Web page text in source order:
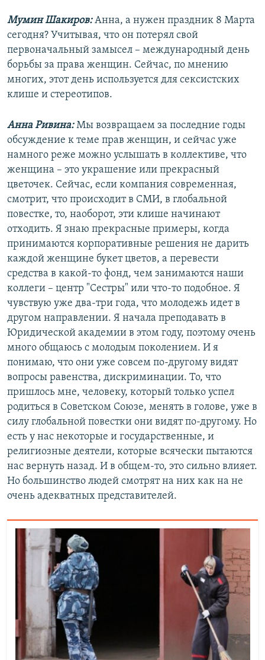
1080p
Мумин Шакиров:Анна, а нужен праздник 8 Марта
сегодня? Учитывая, что он потерял свой
первоначальный замысел – международный день
борьбы за права женщин. Сейчас, по мнению
многих, этот день используется для сексистских
клише и стереотипов.
Анна Ривина:Мы возвращаем за последние годы
обсуждение к теме прав женщин, и сейчас уже
намного реже можно услышать в коллективе, что
женщина – это украшение или прекрасный
цветочек. Сейчас, если компания современная,
смотрит, что происходит в СМИ, в глобальной
повестке, то, наоборот, эти клише начинают
отходить. Я знаю прекрасные примеры, когда
принимаются корпоративные решения не дарить
каждой женщине букет цветов, а перевести
средства в какой-то фонд, чем занимаются наши
коллеги – центр "Сестры" или что-то подобное. Я
чувствую уже два-три года, что молодежь идет в
другом направлении. Я начала преподавать в
Юридической академии в этом году, поэтому очень
много общаюсь с молодым поколением. И я
понимаю, что они уже совсем по-другому видят
вопросы равенства, дискриминации. То, что
пришлось мне, человеку, который только успел
родиться в Советском Союзе, менять в голове, уже в
силу глобальной повестки они видят по-другому. Но
есть у нас некоторые и государственные, и
религиозные деятели, которые всячески пытаются
нас вернуть назад. И в общем-то, это сильно влияет.
Но большинство людей смотрят на них как на не
очень адекватных представителей.